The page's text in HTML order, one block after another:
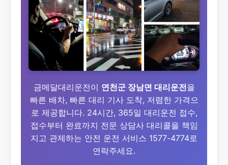
금메달대리운전이 연천군 장남면 대리운전을
빠른 배차, 빠른 대리 기사 도착, 저렴한 가격으
로 제공합니다. 24시간, 365일 대리운전 접수,
접수부터 완료까지 전문 상담사 대리콜을 책임
지고 관제하는 안전 운전 서비스 1577-4774로
연락주세요.